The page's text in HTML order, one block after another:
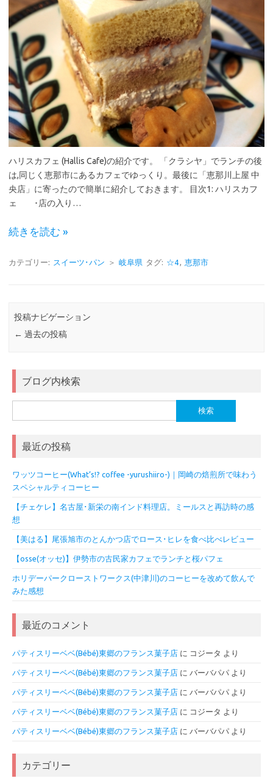
ハリスカフェ (Hallis Cafe)の紹介です。 「クラシヤ」でランチの後
は,同じく恵那市にあるカフェでゆっくり。最後に「恵那川上屋 中
央店」に寄ったので簡単に紹介しておきます。 目次1: ハリスカフ
ェ ･店の入り…
続きを読む »
カテゴリー: スイーツ･パン ＞ 岐阜県 タグ: ☆4, 恵那市
投稿ナビゲーション
← 過去の投稿
ブログ内検索
索:
最近の投稿
ワッツコーヒー(What’s!? coffee -yurushiiro-)｜岡崎の焙煎所で味わう
スペシャルティコーヒー
【チェケレ】名古屋･新栄の南インド料理店。ミールスと再訪時の感
想
【美はる】尾張旭市のとんかつ店でロース･ヒレを食べ比べレビュー
【osse(オッセ)】伊勢市の古民家カフェでランチと桜パフェ
ホリデーパークローストワークス(中津川)のコーヒーを改めて飲んで
みた感想
最近のコメント
パティスリーベベ(Bébé)東郷のフランス菓子店 に コジータ より
パティスリーベベ(Bébé)東郷のフランス菓子店 に バーバパパ より
パティスリーベベ(Bébé)東郷のフランス菓子店 に バーバパパ より
パティスリーベベ(Bébé)東郷のフランス菓子店 に コジータ より
パティスリーベベ(Bébé)東郷のフランス菓子店 に バーバパパ より
カテゴリー